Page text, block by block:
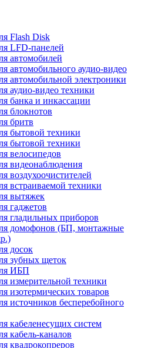
Flash Disk
LFD-панелей
автомобилей
автомобильного аудио-видео
автомобильной электроники
аудио-видео техники
банка и инкассации
блокнотов
бритв
бытовой техники
бытовой техники
велосипедов
видеонаблюдения
воздухоочистителей
встраиваемой техники
вытяжек
гаджетов
гладильных приборов
домофонов (БП, монтажные
досок
зубных щеток
ИБП
измерительной техники
изотермических товаров
источников бесперебойного
кабеленесущих систем
кабель-каналов
квадрокопреров